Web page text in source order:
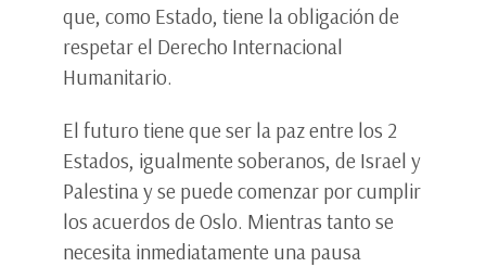
que, como Estado, tiene la obligación de
respetar el Derecho Internacional
Humanitario.
El futuro tiene que ser la paz entre los 2
Estados, igualmente soberanos, de Israel y
Palestina y se puede comenzar por cumplir
los acuerdos de Oslo. Mientras tanto se
necesita inmediatamente una pausa